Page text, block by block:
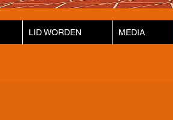
LID WORDEN MEDIA